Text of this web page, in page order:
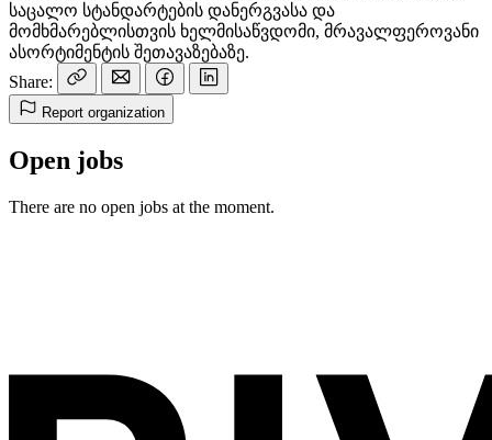
საცალო სტანდარტების დანერგვასა და
მომხმარებლისთვის ხელმისაწვდომი, მრავალფეროვანი
ასორტიმენტის შეთავაზებაზე.
Share:
Report organization
Open jobs
There are no open jobs at the moment.